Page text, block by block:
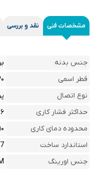
مشخصات فنی نقد و بررسی
جنس بدنه
قطر اسمی
نوع اتصال
حداکثر فشار کاری
۱۶
محدوده دمای کاری
۱۰- تا ۹۵ درجه سانتی‌گراد
استاندارد ساخت
جنس اورینگ